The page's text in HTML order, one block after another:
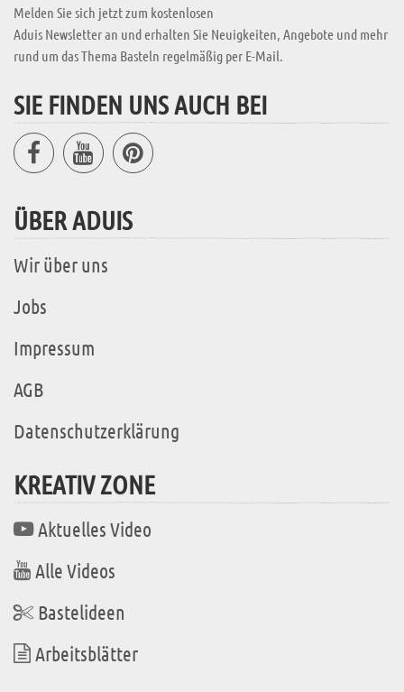
Melden Sie sich jetzt zum kostenlosen
Aduis Newsletter an und erhalten Sie Neuigkeiten, Angebote und mehr
rund um das Thema Basteln regelmäßig per E-Mail.
SIE FINDEN UNS AUCH BEI
ÜBER ADUIS
Wir über uns
Jobs
Impressum
AGB
Datenschutzerklärung
KREATIV ZONE
Aktuelles Video
Alle Videos
Bastelideen
Arbeitsblätter